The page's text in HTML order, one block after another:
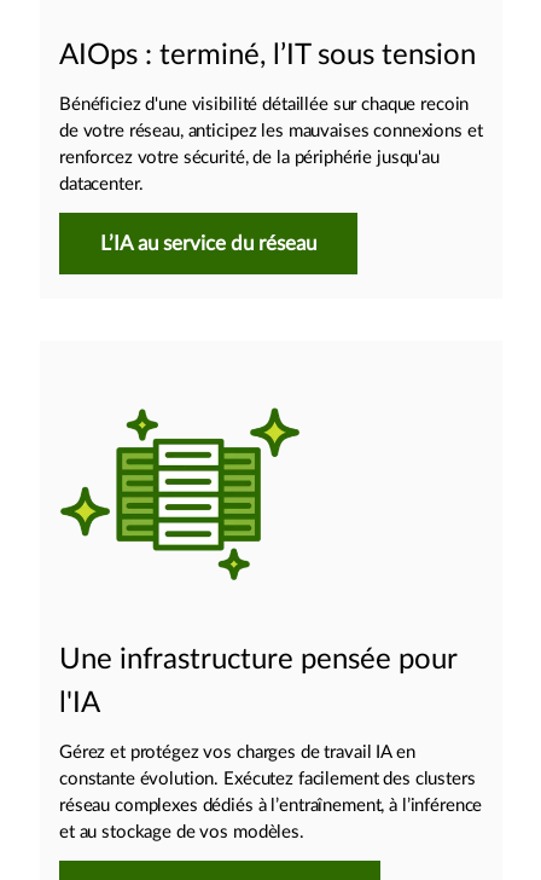
AIOps : terminé, l’IT sous tension
Bénéficiez d'une visibilité détaillée sur chaque recoin
de votre réseau, anticipez les mauvaises connexions et
renforcez votre sécurité, de la périphérie jusqu'au
datacenter.
L’IA au service du réseau
Une infrastructure pensée pour
l'IA
Gérez et protégez vos charges de travail IA en
constante évolution. Exécutez facilement des clusters
réseau complexes dédiés à l’entraînement, à l’inférence
et au stockage de vos modèles.